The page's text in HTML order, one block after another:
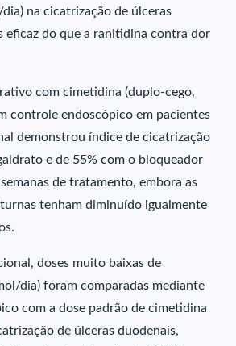
na cicatrização de úlceras
eficaz do que a ranitidina contra dor
com cimetidina (duplo-cego,
controle endoscópico em pacientes
demonstrou índice de cicatrização
e de 55% com o bloqueador
de tratamento, embora as
tenham diminuído igualmente
doses muito baixas de
dia) foram comparadas mediante
com a dose padrão de cimetidina
de úlceras duodenais,